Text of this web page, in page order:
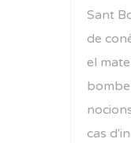
Sant
de
el
cas